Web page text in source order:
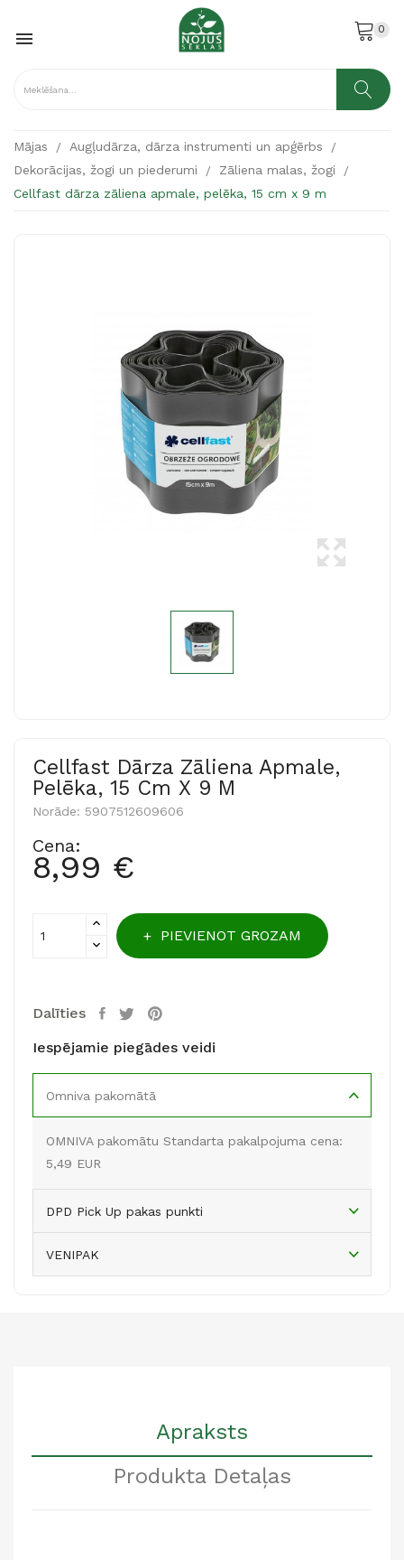
 0
Mājas
Augļudārza, dārza instrumenti un apģērbs
Dekorācijas, žogi un piederumi
Zāliena malas, žogi
Cellfast dārza zāliena apmale, pelēka, 15 cm x 9 m
Cellfast Dārza Zāliena Apmale,
Pelēka, 15 Cm X 9 M
Norāde: 5907512609606
Cena:
8,99 €
PIEVIENOT GROZAM
Dalīties
Iespējamie piegādes veidi
Omniva pakomātā
OMNIVA pakomātu Standarta pakalpojuma cena:
5,49 EUR
DPD Pick Up pakas punkti
VENIPAK
Apraksts
Produkta Detaļas